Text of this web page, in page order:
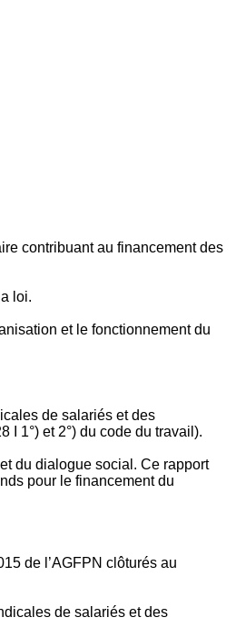
contribuant au financement des
loi.
et le fonctionnement du
de salariés et des
1°) et 2°) du code du travail).
du dialogue social. Ce rapport
pour le financement du
de l’AGFPN clôturés au
de salariés et des